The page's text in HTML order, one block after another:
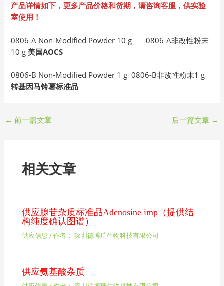
产品详情如下，更多产品价格和货期，请咨询客服，供实验
室使用！
0806-A Non-Modified Powder 10 g 0806-A非改性粉末
10 g美国AOCS
0806-B Non-Modified Powder 1 g 0806-B非改性粉末1 g
转基因马铃薯标准品
← 前一篇文章 后一篇文章 →
相关文章
供应腺苷杂质标准品Adenosine imp（提供结
构纯度确认图谱）
供应信息 / 作者： 深圳德博瑞生物科技有限公司
供应氨基酸杂质